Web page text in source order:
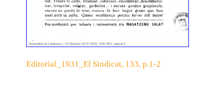
Editorial_1931_El Sindicat, 133, p.1-2